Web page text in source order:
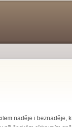
naděje i